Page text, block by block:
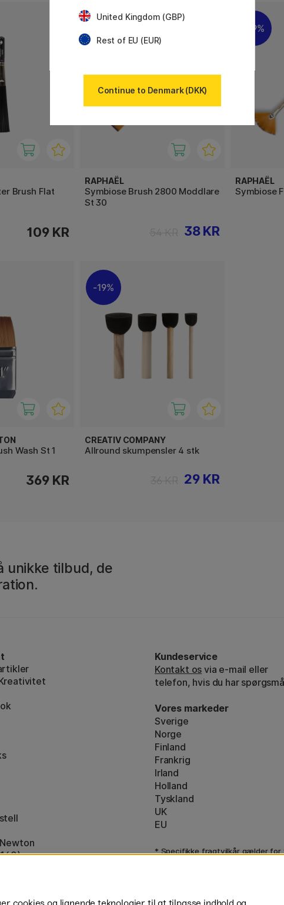
Brush Flat
109 KR
RAPHAËL
Symbiose Brush 2800 Moddlare
St 30
38 KR
19%
RAPHAËL
Symbiose
Wash St 1
369 KR
19%
CREATIV COMPANY
Allround skumpensler 4 stk
29 KR
unikke tilbud, de
Kundeservice
Kontakt os via e-mail eller
telefon, hvis du har
Vores markeder
Sverige
Norge
Finland
Frankrig
Irland
Holland
Tyskland
UK
EU
* Specifikke fragtvilkårgælder for
United Kingdom (GBP)
Rest of EU (EUR)
Continue to Denmark (DKK)